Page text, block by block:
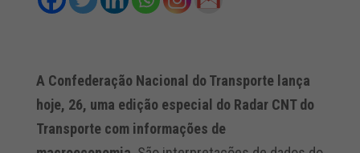
A Confederação Nacional do Transporte lança
hoje, 26, uma edição especial do Radar CNT do
Transporte com informações de